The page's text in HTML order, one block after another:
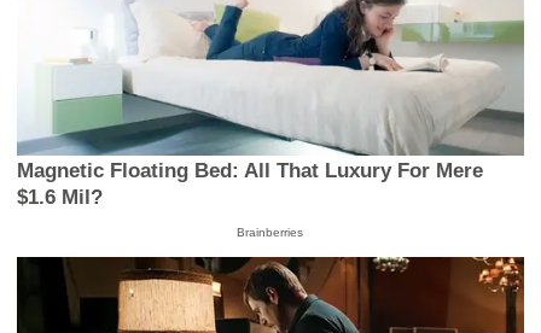
Magnetic Floating Bed: All That Luxury For Mere
$1.6 Mil?
Brainberries